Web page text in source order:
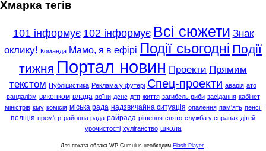
Хмарка тегів
101 інформує 102 інформує Всі сюжети Знак
оклику! Команда Мамо, я в ефірі Події сьогодні Події
тижня Портал новин Проекти Прямим
текстом Публіцистика Реклама у футері Спец-проекти аварія ато
вандалізм виконком влада воїни дснс дтп життя загибель риби засідання кабінет
міністрів кму комісія міська рада надзвичайна ситуація опалення пам'ять пенсії
поліція прем'єр районна рада райрада рішення свято служба у справах дітей
урочистості хуліганство школа
Для показа облака WP-Cumulus необходим Flash Player